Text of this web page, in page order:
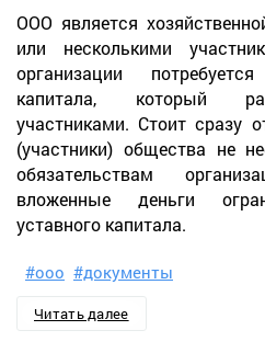
ООО является
или несколькими
организации
капитала, который
участниками. Стоит сразу
(участники) общества не
обязательствам
вложенные деньги
уставного капитала.
#ооо #документы
Читать далее